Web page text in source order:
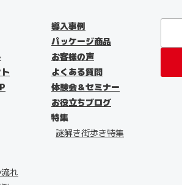
れ
導入事例
パッケージ商品
お客様の声
よくある質問
体験会＆セミナー
お役立ちブログ
特集
謎解き街歩き特集